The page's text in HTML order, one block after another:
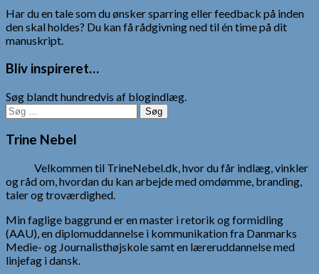
Har du en tale som du ønsker sparring eller feedback på inden
den skal holdes? Du kan få rådgivning ned til én time på dit
manuskript.
Bliv inspireret…
Søg blandt hundredvis af blogindlæg.
Søg
efter:
Trine Nebel
Velkommen til TrineNebel.dk, hvor du får indlæg, vinkler
og råd om, hvordan du kan arbejde med omdømme, branding,
taler og troværdighed.
Min faglige baggrund er en master i retorik og formidling
(AAU), en diplomuddannelse i kommunikation fra Danmarks
Medie- og Journalisthøjskole samt en læreruddannelse med
linjefag i dansk.